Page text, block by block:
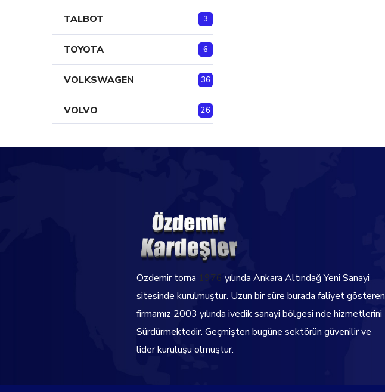
TALBOT 3
TOYOTA 6
VOLKSWAGEN 36
VOLVO 26
Özdemir torna 1976 yılında Ankara Altındağ Yeni Sanayi
sitesinde kurulmuştur. Uzun bir süre burada faliyet gösteren
firmamız 2003 yılında ivedik sanayi bölgesi nde hizmetlerini
Sürdürmektedir. Geçmişten bugüne sektörün güvenilir ve
lider kuruluşu olmuştur.